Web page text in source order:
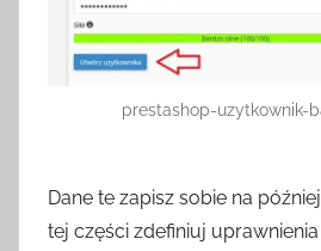
prestashop-uzytkownik-
Dane te zapisz sobie na
tej części zdefiniuj